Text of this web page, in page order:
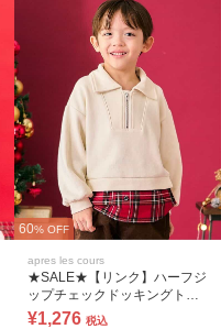
60% OFF
apres les cours
★SALE★【リンク】ハーフジ
ップチェックドッキングトレ
ーナー
¥1,276 税込